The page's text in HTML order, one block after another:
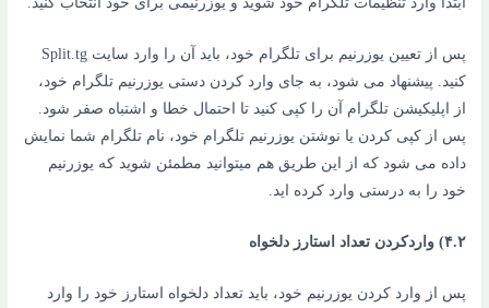
پس از تعیین یوزرنیم برای تلگرام خود، باید آن را وارد سایت Split.tg
کنید. پیشنهاد می شود، به جای وارد کردن دستی یوزرنیم تلگرام خود،
از اپلیکیشن تلگرام آن را کپی کنید تا احتمال خطا و اشتباه صفر شود.
پس از کپی کردن یا نوشتن یوزرنیم تلگرام خود، نام تلگرام شما نمایش
داده می شود که از این طریق هم میتوانید مطمئن شوید که یوزرنیم
خود را به درستی وارد کرده اید.
۴.۲) واردکردن تعداد استارز دلخواه
پس از وارد کردن یوزرنیم خود، باید تعداد دلخواه استارز خود را وارد